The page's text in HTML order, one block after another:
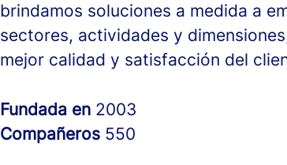
brindamos soluciones a medida a
sectores, actividades y
mejor calidad y satisfacción del
Fundada en 2003
Compañeros 550